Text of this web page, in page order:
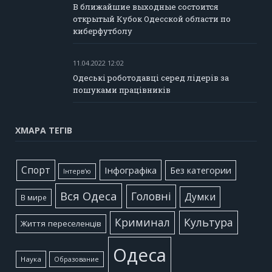
В ближайшие выходные состоится
открытый Кубок Одесской области по
киберфутболу
11.04.2022 12:02
Одеські роботодавці серед лідерів за
пошуками працівників
ХМАРА ТЕГІВ
Cпорт Інтерв'ю Інфографіка Без категории
В мире Вся Одеса Головні Думки
Життя переселенців Криминал Культура
Наука Образование Одеса